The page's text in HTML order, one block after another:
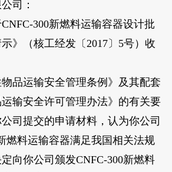
司：
300新燃料运输容器设计批
》（核工经发〔2017〕5号）收
运输安全管理条例》及其配套
输安全许可管理办法》的有关要
司提交的申请材料，认为你公司
燃料运输容器满足我国相关法规
向你公司颁发CNFC-300新燃料